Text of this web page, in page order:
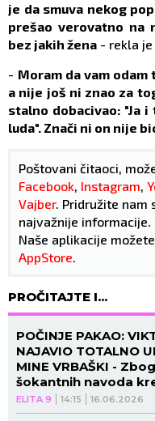
je da smuva nekog
prešao verovatno
bez jakih žena - rekla je
- Moram da vam
a nije još ni znao za
stalno dobacivao: "Ja
luda". Znači ni on nije
Poštovani čitaoci,
Facebook, Instagram,
Vajber. Pridružite nam
najvažnije informacije.
Naše aplikacije
AppStore.
PROČITAJTE I...
ELITA 9 14:15 16.06.2026
POČINJE PAKAO:
NAJAVIO TOTALNO
MINE VRBAŠKI - Zbog
šokantnih navoda
briše patos njom!